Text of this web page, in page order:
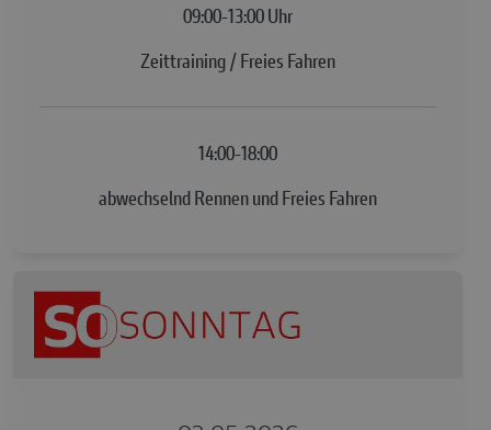
09:00-13:00 Uhr
Zeittraining / Freies Fahren
14:00-18:00
abwechselnd Rennen und Freies Fahren